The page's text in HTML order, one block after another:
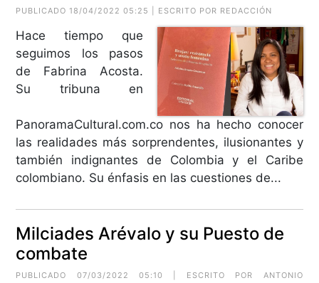
PUBLICADO 18/04/2022 05:25 | ESCRITO POR REDACCIÓN
Hace tiempo que
seguimos los pasos
de Fabrina Acosta.
Su tribuna en
PanoramaCultural.com.co nos ha hecho conocer
las realidades más sorprendentes, ilusionantes y
también indignantes de Colombia y el Caribe
colombiano. Su énfasis en las cuestiones de...
Milciades Arévalo y su Puesto de
combate
PUBLICADO 07/03/2022 05:10 | ESCRITO POR ANTONIO